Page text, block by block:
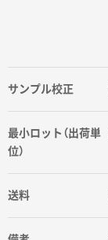
サンプル校正
最小ロット（出荷単
位）
送料